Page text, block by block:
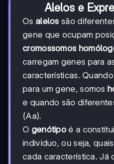
Alelos e
Os alelos são
gene que ocupam
cromossomos
carregam genes para
características.
para um gene, somos
e quando são
(Aa).
O genótipo é a
indivíduo, ou seja,
cada característica. Já